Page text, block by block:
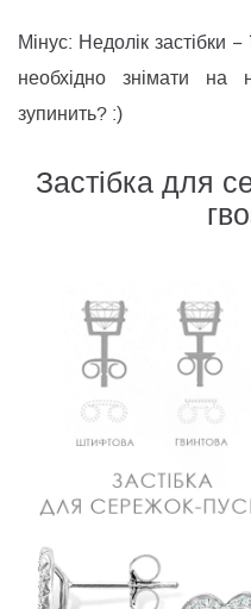
Мінус: Недолік застібки −
необхідно знімати на
зупинить? :)
Застібка для